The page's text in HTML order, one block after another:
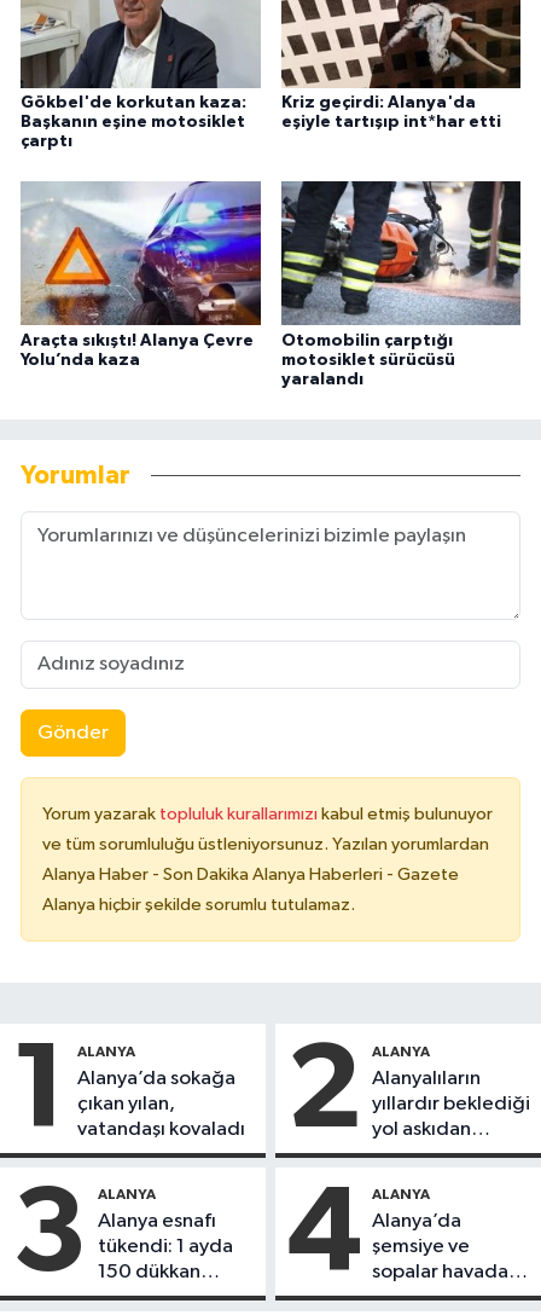
Gökbel'de korkutan kaza:
Başkanın eşine motosiklet
çarptı
Kriz geçirdi: Alanya'da
eşiyle tartışıp int*har etti
Araçta sıkıştı! Alanya Çevre
Yolu’nda kaza
Otomobilin çarptığı
motosiklet sürücüsü
yaralandı
Yorumlar
Gönder
Yorum yazarak topluluk kurallarımızı kabul etmiş bulunuyor
ve tüm sorumluluğu üstleniyorsunuz. Yazılan yorumlardan
Alanya Haber - Son Dakika Alanya Haberleri - Gazete
Alanya hiçbir şekilde sorumlu tutulamaz.
1 ALANYA
Alanya’da sokağa
çıkan yılan,
vatandaşı kovaladı
2 ALANYA
Alanyalıların
yıllardır beklediği
yol askıdan
döndü
3 ALANYA
Alanya esnafı
tükendi: 1 ayda
150 dükkan
kapandı
4 ALANYA
Alanya’da
şemsiye ve
sopalar havada
uçuştu